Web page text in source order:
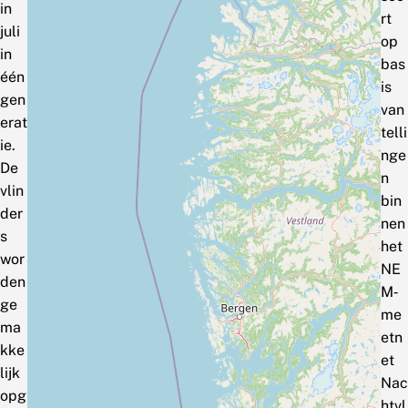
in
juli
in
één
gen
erat
ie.
De
vlin
der
s
wor
den
ge
ma
kke
lijk
opg
rt
op
bas
is
van
telli
nge
n
bin
nen
het
NE
M‑
me
etn
et
Nac